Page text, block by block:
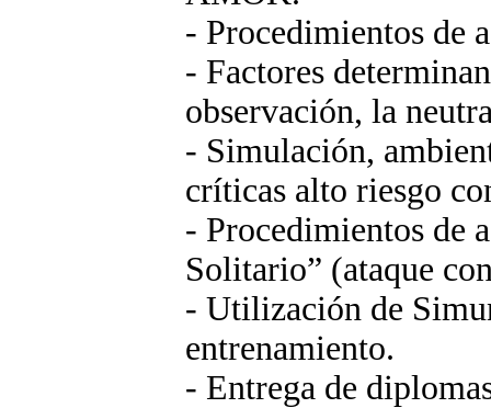
- Procedimientos de
- Factores
observación, la
- Simulación,
críticas alto riesgo
- Procedimientos de
Solitario” (ataque
- Utilización de
entrenamiento.
- Entrega de